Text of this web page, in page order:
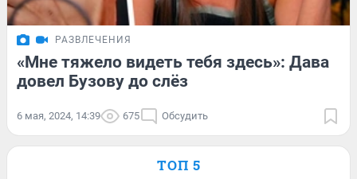
РАЗВЛЕЧЕНИЯ
«Мне тяжело видеть тебя здесь»: Дава
довел Бузову до слёз
6 мая, 2024, 14:39 675 Обсудить
ТОП 5